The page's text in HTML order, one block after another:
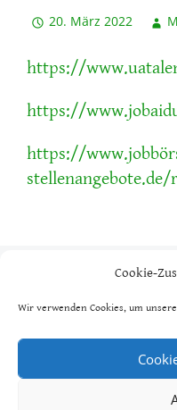
Cookie-
Wir verwenden Cookies, um
20. März 2022
https://
https://
https://
stellenangebote.de/
Hilfe für Flüchtlinge